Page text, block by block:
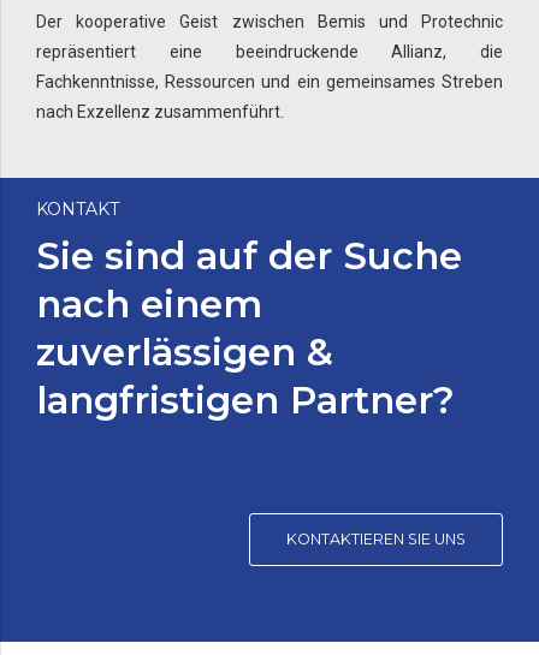
Der kooperative Geist zwischen Bemis und Protechnic
repräsentiert eine beeindruckende Allianz, die
Fachkenntnisse, Ressourcen und ein gemeinsames Streben
nach Exzellenz zusammenführt.
KONTAKT
Sie sind auf der Suche
nach einem
zuverlässigen &
langfristigen Partner?
KONTAKTIEREN SIE UNS